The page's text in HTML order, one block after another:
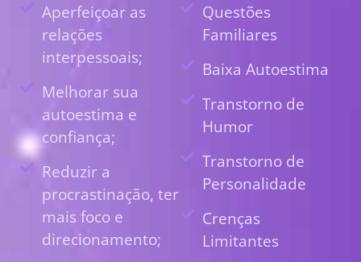
Aperfeiçoar as
relações
interpessoais;
Melhorar sua
autoestima e
confiança;
Reduzir a
procrastinação, ter
mais foco e
direcionamento;
Questões
Familiares
Baixa Autoestima
Transtorno de
Humor
Transtorno de
Personalidade
Crenças
Limitantes